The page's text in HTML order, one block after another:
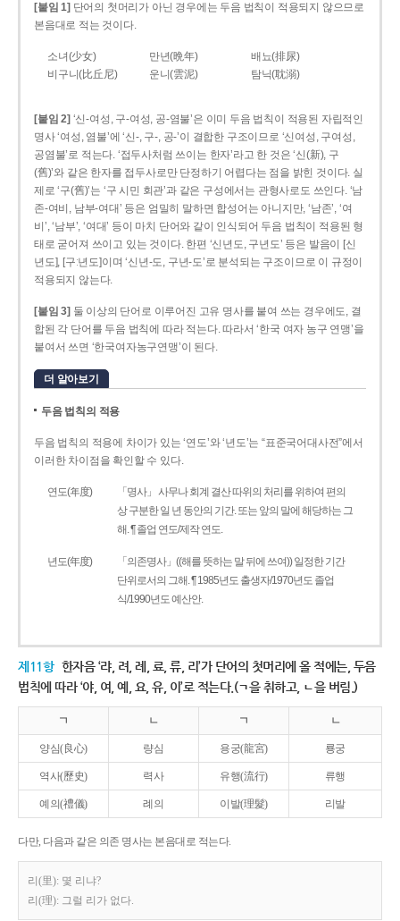
[붙임 1] 단어의 첫머리가 아닌 경우에는 두음 법칙이 적용되지 않으므로
본음대로 적는 것이다.
소녀(少女) 만년(晩年)
배뇨(排尿)
비구니(比丘尼)
운니(雲泥) 탐닉(耽溺)
[붙임 2] ‘신-여성, 구-여성, 공-염불’은 이미 두음 법칙이 적용된 자립적인
명사 ‘여성, 염불’에 ‘신-, 구-, 공-’이 결합한 구조이므로 ‘신여성, 구여성,
공염불’로 적는다. ‘접두사처럼 쓰이는 한자’라고 한 것은 ‘신(新), 구
(舊)’와 같은 한자를 접두사로만 단정하기 어렵다는 점을 밝힌 것이다. 실
제로 ‘구(舊)’는 ‘구 시민 회관’과 같은 구성에서는 관형사로도 쓰인다. ‘남
존­-여비, 남부-­여대’ 등은 엄밀히 말하면 합성어는 아니지만, ‘남존’, ‘여
비’, ‘남부’, ‘여대’ 등이 마치 단어와 같이 인식되어 두음 법칙이 적용된 형
태로 굳어져 쓰이고 있는 것이다. 한편 ‘신년도, 구년도’ 등은 발음이 [신
년도], [구ː년도]이며 ‘신년­-도, 구년-­도’로 분석되는 구조이므로 이 규정이
적용되지 않는다.
[붙임 3] 둘 이상의 단어로 이루어진 고유 명사를 붙여 쓰는 경우에도, 결
합된 각 단어를 두음 법칙에 따라 적는다. 따라서 ‘한국 여자 농구 연맹’을
붙여서 쓰면 ‘한국여자농구연맹’이 된다.
더 알아보기
두음 법칙의 적용
두음 법칙의 적용에 차이가 있는 ‘연도’와 ‘년도’는 “표준국어대사전”에서
이러한 차이점을 확인할 수 있다.
연도(年度)
「명사」 사무나 회계 결산 따위의 처리를 위하여 편의
상 구분한 일 년 동안의 기간. 또는 앞의 말에 해당하는 그
해. ¶ 졸업 연도/제작 연도.
년도(年度)
「의존명사」((해를 뜻하는 말 뒤에 쓰여)) 일정한 기간
단위로서의 그해. ¶ 1985년도 출생자/1970년도 졸업
식/1990년도 예산안.
제11항 한자음 ‘랴, 려, 례, 료, 류, 리’가 단어의 첫머리에 올 적에는, 두음
법칙에 따라 ‘야, 여, 예, 요, 유, 이’로 적는다.(ㄱ을 취하고, ㄴ을 버림.)
ㄱ ㄴ ㄱ ㄴ
양심(良心) 량심 용궁(龍宮) 룡궁
역사(歷史) 력사 유행(流行) 류행
예의(禮儀) 례의 이발(理髮) 리발
다만, 다음과 같은 의존 명사는 본음대로 적는다.
리(里): 몇 리냐?
리(理): 그럴 리가 없다.